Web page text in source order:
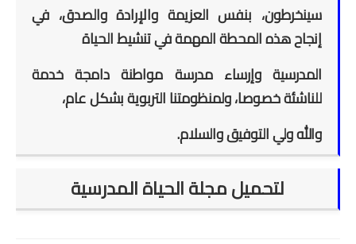
سينخرطون، بنفس العزيمة والإرادة والصدق، في
إنجاح هذه المحطة المهمة في تنشيط الحياة
المدرسية وإرساء مدرسة مواطنة دامجة خدمة
للناشئة خصوصا، ولمنظومتنا التربوية بشكل عام،
والله ولي التوفيق والسلام.
لتحميل مجلة الحياة المدرسية